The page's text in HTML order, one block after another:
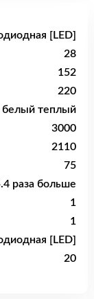
[LED]
28
152
220
белый теплый
3000
2110
75
раза больше
1
1
[LED]
20